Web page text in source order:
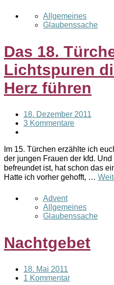
Allgemeines
Glaubenssache
Das 18.
Lichtspuren
Herz führen
18. Dezember 2011
3 Kommentare
Im 15. Türchen erzählte ich
der jungen Frauen der kfd.
befreundet ist, hat schon das
Hatte ich vorher gehofft, …
Advent
Allgemeines
Glaubenssache
Nachtgebet
18. Mai 2011
1 Kommentar